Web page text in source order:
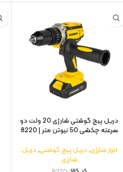
دریل پیچ گوشتی شارژی 20 ولت دو
سرعته چکشی 50 نیوتن متر | 8220
ابزار شارژی,دریل پیچ گوشتی,دریل
شارژی